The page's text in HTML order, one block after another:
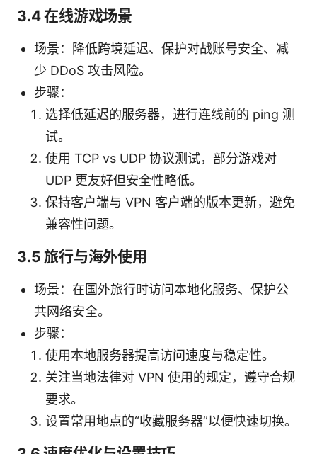
3.4 在线游戏场景
场景：降低跨境延迟、保护对战账号安全、减
少 DDoS 攻击风险。
步骤：
选择低延迟的服务器，进行连线前的 ping 测
试。
使用 TCP vs UDP 协议测试，部分游戏对
UDP 更友好但安全性略低。
保持客户端与 VPN 客户端的版本更新，避免
兼容性问题。
3.5 旅行与海外使用
场景：在国外旅行时访问本地化服务、保护公
共网络安全。
步骤：
使用本地服务器提高访问速度与稳定性。
关注当地法律对 VPN 使用的规定，遵守合规
要求。
设置常用地点的“收藏服务器”以便快速切换。